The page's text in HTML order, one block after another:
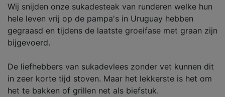
Wij snijden onze sukadesteak van runderen welke hun
hele leven vrij op de pampa's in Uruguay hebben
gegraasd en tijdens de laatste groeifase met graan zijn
bijgevoerd.
De liefhebbers van sukadevlees zonder vet kunnen dit
in zeer korte tijd stoven. Maar het lekkerste is het om
het te bakken of grillen net als biefstuk.